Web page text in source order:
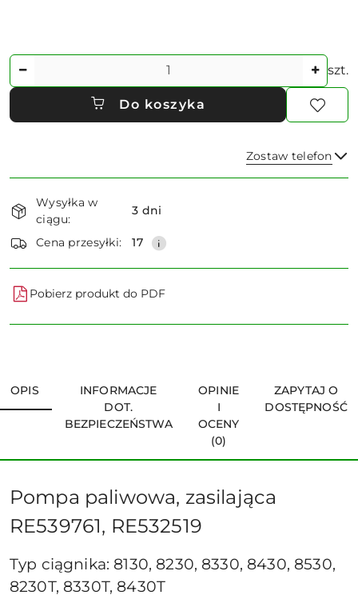
Ilość szt.
Do koszyka
Zostaw telefon
Dostępność
i
dostawa
Wysyłka w
ciągu:
3 dni
Cena przesyłki: 17
Pobierz produkt do PDF
OPIS
INFORMACJE
DOT.
BEZPIECZEŃSTWA
OPINIE
I
OCENY
(0)
ZAPYTAJ O
DOSTĘPNOŚĆ
Pompa paliwowa, zasilająca
RE539761, RE532519
Typ ciągnika: 8130, 8230, 8330, 8430, 8530,
8230T, 8330T, 8430T